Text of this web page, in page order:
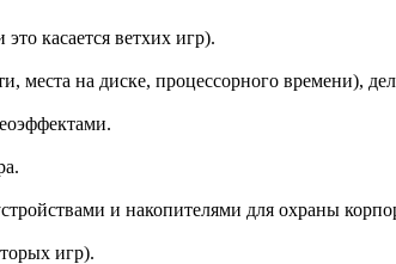
касается ветхих игр).
на диске, процессорного времени),
и накопителями для охраны
игр).